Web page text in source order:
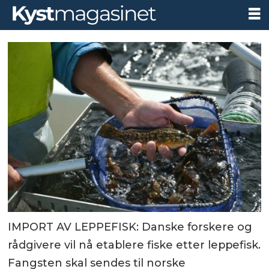
IMPORT AV LEPPEFISK: Danske forskere og
rådgivere vil nå etablere fiske etter leppefisk.
Fangsten skal sendes til norske